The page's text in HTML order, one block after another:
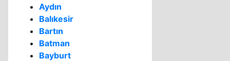
Aydın
Balıkesir
Bartın
Batman
Bayburt